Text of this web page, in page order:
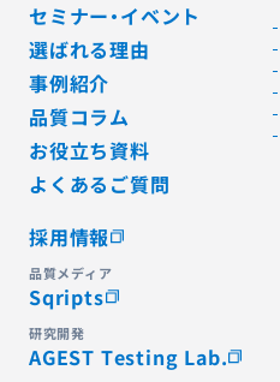
セミナー・イベント
選ばれる理由
事例紹介
品質コラム
お役立ち資料
よくあるご質問
採用情報
品質メディア
Sqripts
研究開発
AGEST Testing Lab.